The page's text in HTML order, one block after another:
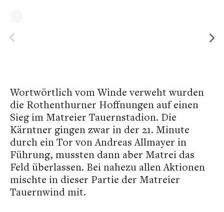
Wortwörtlich vom Winde verweht wurden
die Rothenthurner Hoffnungen auf einen
Sieg im Matreier Tauernstadion. Die
Kärntner gingen zwar in der 21. Minute
durch ein Tor von Andreas Allmayer in
Führung, mussten dann aber Matrei das
Feld überlassen. Bei nahezu allen Aktionen
mischte in dieser Partie der Matreier
Tauernwind mit.